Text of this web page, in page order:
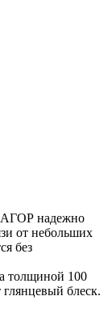
надежно
от небольших
без
толщиной 100
блеск.